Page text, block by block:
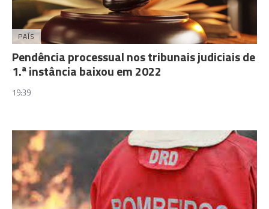
PAÍS
Pendência processual nos tribunais judiciais de
1.ª instância baixou em 2022
19:39